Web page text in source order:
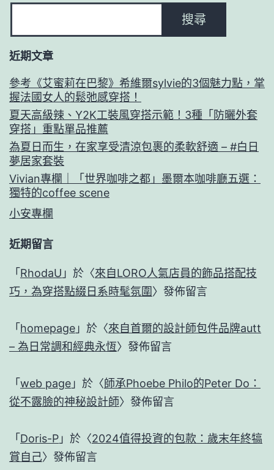
搜尋
近期文章
參考《艾蜜莉在巴黎》希維爾sylvie的3個魅力點，掌
握法國女人的鬆弛感穿搭！
夏天高級辣、Y2K工裝風穿搭示範！3種「防曬外套
穿搭」重點單品推薦
為夏日而生，在家享受清涼包裹的柔軟舒適 – #白日
夢居家套裝
Vivian專欄｜「世界咖啡之都」墨爾本咖啡廳五選：
獨特的coffee scene
小安專欄
近期留言
「 RhodaU 」於〈來自LORO人氣店員的飾品搭配技
巧，為穿搭點綴日系時髦氛圍〉發佈留言
「 homepage 」於〈來自首爾的設計師包件品牌autt
– 為日常調和經典永恆〉發佈留言
「 web page 」於〈師承Phoebe Philo的Peter Do：
從不露臉的神秘設計師〉發佈留言
「 Doris-P 」於〈2024值得投資的包款：歲末年終犒
賞自己〉發佈留言